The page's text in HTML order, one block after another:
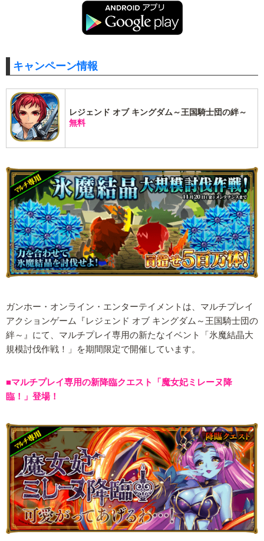
キャンペーン情報
レジェンド オブ キングダム～王国騎士団の絆～
無料
ガンホー・オンライン・エンターテイメントは、マルチプレイ
アクションゲーム『レジェンド オブ キングダム～王国騎士団の
絆～』にて、マルチプレイ専用の新たなイベント「氷魔結晶大
規模討伐作戦！」を期間限定で開催しています。
■マルチプレイ専用の新降臨クエスト「魔女妃ミレーヌ降
臨！」登場！